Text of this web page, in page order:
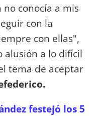
conocía a mis
con la
con ellas",
alusión a lo difícil
tema de aceptar
festejó los 5